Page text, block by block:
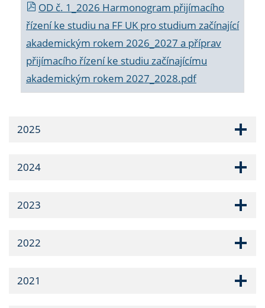
OD č. 1_2026 Harmonogram přijímacího
řízení ke studiu na FF UK pro studium začínající
akademickým rokem 2026_2027 a příprav
přijímacího řízení ke studiu začínajícímu
akademickým rokem 2027_2028.pdf
2025
2024
2023
2022
2021